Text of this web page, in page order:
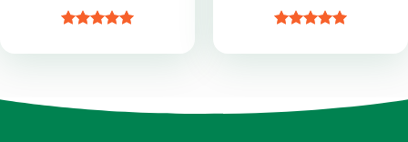
hạng55
hạng4.95